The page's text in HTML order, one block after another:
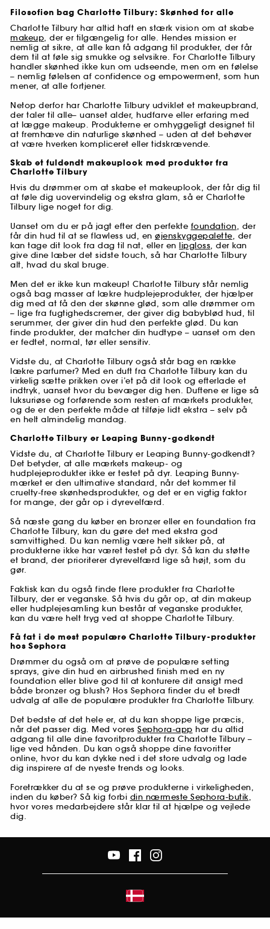
Filosofien bag Charlotte Tilbury: Skønhed for alle
Charlotte Tilbury har altid haft en stærk vision om at skabe
makeup, der er tilgængelig for alle. Hendes mission er
nemlig at sikre, at alle kan få adgang til produkter, der får
dem til at føle sig smukke og selvsikre. For Charlotte Tilbury
handler skønhed ikke kun om udseende, men om en følelse
– nemlig følelsen af confidence og empowerment, som hun
mener, at alle fortjener.
Netop derfor har Charlotte Tilbury udviklet et makeupbrand,
der taler til alle– uanset alder, hudfarve eller erfaring med
at lægge makeup. Produkterne er omhyggeligt designet til
at fremhæve din naturlige skønhed – uden at det behøver
at være hverken kompliceret eller tidskrævende.
Skab et fuldendt makeuplook med produkter fra
Charlotte Tilbury
Hvis du drømmer om at skabe et makeuplook, der får dig til
at føle dig uovervindelig og ekstra glam, så er Charlotte
Tilbury lige noget for dig.
Uanset om du er på jagt efter den perfekte foundation, der
får din hud til at se flawless ud, en øjenskyggepalette, der
kan tage dit look fra dag til nat, eller en lipgloss, der kan
give dine læber det sidste touch, så har Charlotte Tilbury
alt, hvad du skal bruge.
Men det er ikke kun makeup! Charlotte Tilbury står nemlig
også bag masser af lækre hudplejeprodukter, der hjælper
dig med at få den der skønne glød, som alle drømmer om
– lige fra fugtighedscremer, der giver dig babyblød hud, til
serummer, der giver din hud den perfekte glød. Du kan
finde produkter, der matcher din hudtype – uanset om den
er fedtet, normal, tør eller sensitiv.
Vidste du, at Charlotte Tilbury også står bag en række
lækre parfumer? Med en duft fra Charlotte Tilbury kan du
virkelig sætte prikken over i’et på dit look og efterlade et
indtryk, uanset hvor du bevæger dig hen. Duftene er lige så
luksuriøse og forførende som resten af mærkets produkter,
og de er den perfekte måde at tilføje lidt ekstra – selv på
en helt almindelig mandag.
Charlotte Tilbury er Leaping Bunny-godkendt
Vidste du, at Charlotte Tilbury er Leaping Bunny-godkendt?
Det betyder, at alle mærkets makeup- og
hudplejeprodukter ikke er testet på dyr. Leaping Bunny-
mærket er den ultimative standard, når det kommer til
cruelty-free skønhedsprodukter, og det er en vigtig faktor
for mange, der går op i dyrevelfærd.
Så næste gang du køber en bronzer eller en foundation fra
Charlotte Tilbury, kan du gøre det med ekstra god
samvittighed. Du kan nemlig være helt sikker på, at
produkterne ikke har været testet på dyr. Så kan du støtte
et brand, der prioriterer dyrevelfærd lige så højt, som du
gør.
Faktisk kan du også finde flere produkter fra Charlotte
Tilbury, der er veganske. Så hvis du går op, at din makeup
eller hudplejesamling kun består af veganske produkter,
kan du være helt tryg ved at shoppe Charlotte Tilbury.
Få fat i de mest populære Charlotte Tilbury-produkter
hos Sephora
Drømmer du også om at prøve de populære setting
sprays, give din hud en airbrushed finish med en ny
foundation eller blive god til at konturere dit ansigt med
både bronzer og blush? Hos Sephora finder du et bredt
udvalg af alle de populære produkter fra Charlotte Tilbury.
Det bedste af det hele er, at du kan shoppe lige præcis,
når det passer dig. Med vores Sephora-app har du altid
adgang til alle dine favoritprodukter fra Charlotte Tilbury –
lige ved hånden. Du kan også shoppe dine favoritter
online, hvor du kan dykke ned i det store udvalg og lade
dig inspirere af de nyeste trends og looks.
Foretrækker du at se og prøve produkterne i virkeligheden,
inden du køber? Så kig forbi din nærmeste Sephora-butik,
hvor vores medarbejdere står klar til at hjælpe og vejlede
dig.